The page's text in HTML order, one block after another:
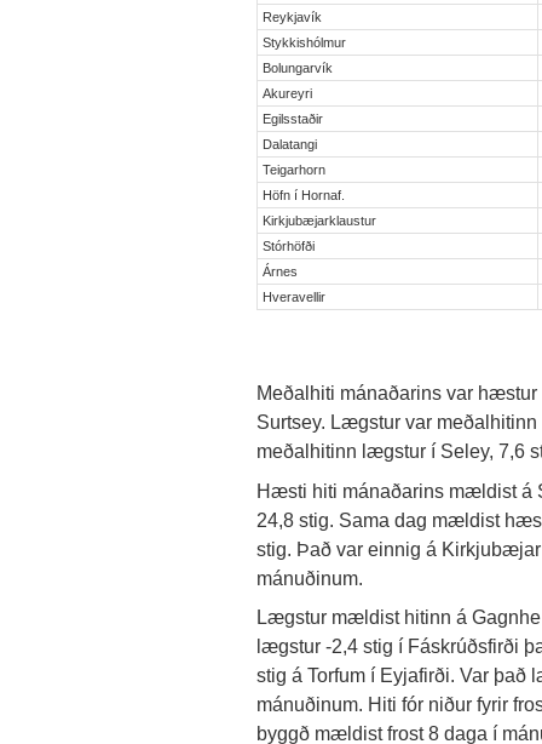
Reykjavík
Stykkishólmur
Bolungarvík
Akureyri
Egilsstaðir
Dalatangi
Teigarhorn
Höfn í Hornaf.
Kirkjubæjarklaustur
Stórhöfði
Árnes
Hveravellir
Meðalhiti mánaðarins var
Surtsey. Lægstur var
meðalhitinn lægstur í Seley, 7,6
Hæsti hiti mánaðarins mældist á
24,8 stig. Sama dag mældist
stig. Það var einnig á
mánuðinum.
Lægstur mældist hitinn á
lægstur -2,4 stig í Fáskrúðsfirði
stig á Torfum í Eyjafirði. Var það
mánuðinum. Hiti fór niður fyrir
byggð mældist frost 8 daga í